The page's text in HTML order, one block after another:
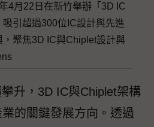
4月22日在新竹舉辦「3D IC
引超過300位IC設計與先進
聚焦3D IC與Chiplet設計與
升，3D IC與Chiplet架構
的關鍵發展方向。透過